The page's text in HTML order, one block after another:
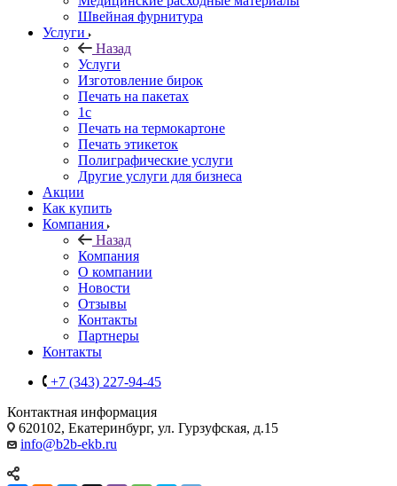
Швейная фурнитура
Услуги
Назад
Услуги
Изготовление бирок
Печать на пакетах
1c
Печать на термокартоне
Печать этикеток
Полиграфические услуги
Другие услуги для бизнеса
Акции
Как купить
Компания
Назад
Компания
О компании
Новости
Отзывы
Контакты
Партнеры
Контакты
+7 (343) 227-94-45
Контактная информация
620102, Екатеринбург, ул. Гурзуфская, д.15
info@b2b-ekb.ru